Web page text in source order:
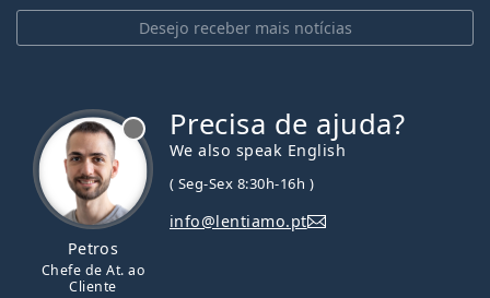
Desejo receber mais notícias
Petros
Chefe de At. ao
Cliente
Precisa de ajuda?
We also speak English
( Seg-Sex 8:30h-16h )
info@lentiamo.pt